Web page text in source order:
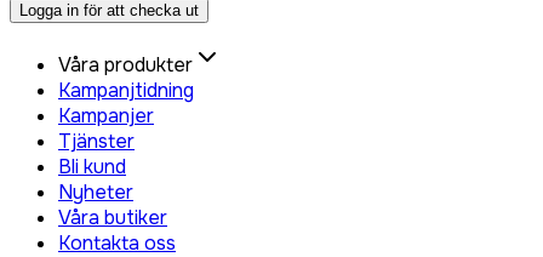
Logga in för att checka ut
Våra produkter
Kampanjtidning
Kampanjer
Tjänster
Bli kund
Nyheter
Våra butiker
Kontakta oss